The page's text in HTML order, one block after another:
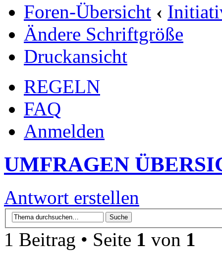
Foren-Übersicht ‹
Ändere Schriftgröße
Druckansicht
REGELN
FAQ
Anmelden
UMFRAGEN
Antwort erstellen
1 Beitrag • Seite 1 von 1